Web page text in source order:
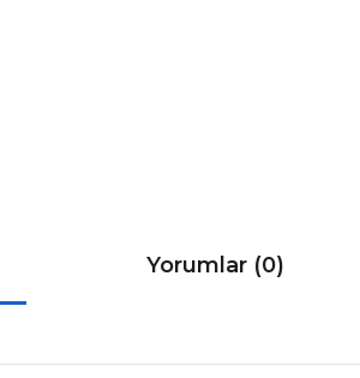
Yorumlar (0)